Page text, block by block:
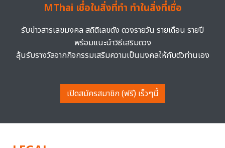
MThai เชื่อในสิ่งที่ทำ ทำในสิ่งที่เชื่อ
รับข่าวสารเลขมงคล สถิติเลขดัง ดวงรายวัน รายเดือน รายปี
พร้อมแนะนำวิธีเสริมดวง
ลุ้นรับรางวัลจากกิจกรรมเสริมความเป็นมงคลให้กับตัวท่านเอง
เปิดสมัครสมาชิก (ฟรี) เร็วๆนี้